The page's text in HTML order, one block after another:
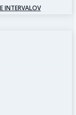
INTERVALOV